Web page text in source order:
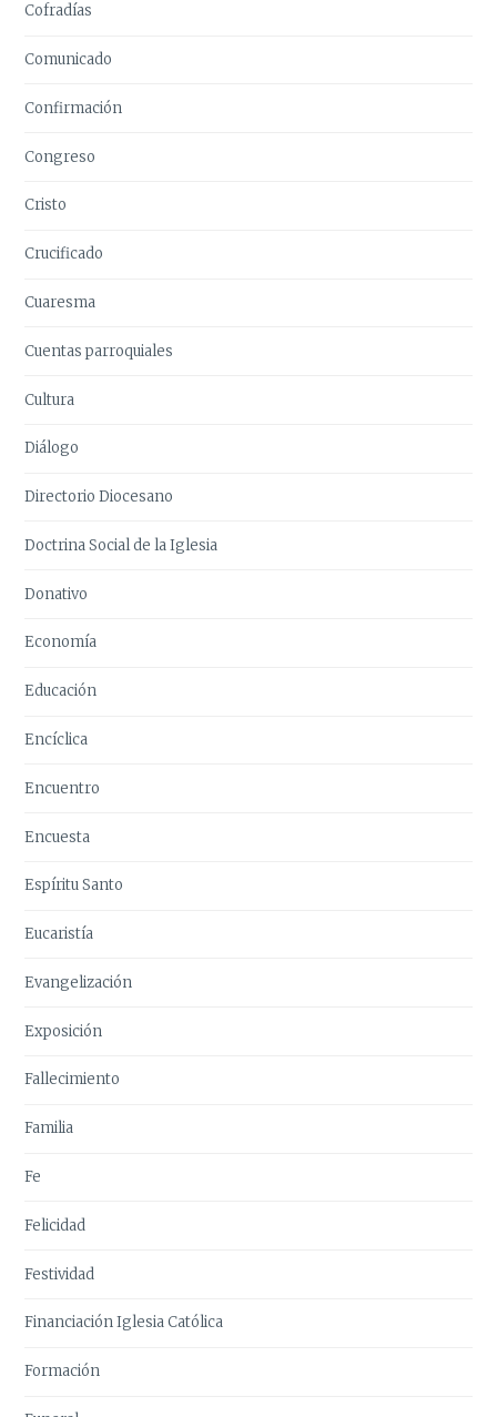
Cofradías
Comunicado
Confirmación
Congreso
Cristo
Crucificado
Cuaresma
Cuentas parroquiales
Cultura
Diálogo
Directorio Diocesano
Doctrina Social de la Iglesia
Donativo
Economía
Educación
Encíclica
Encuentro
Encuesta
Espíritu Santo
Eucaristía
Evangelización
Exposición
Fallecimiento
Familia
Fe
Felicidad
Festividad
Financiación Iglesia Católica
Formación